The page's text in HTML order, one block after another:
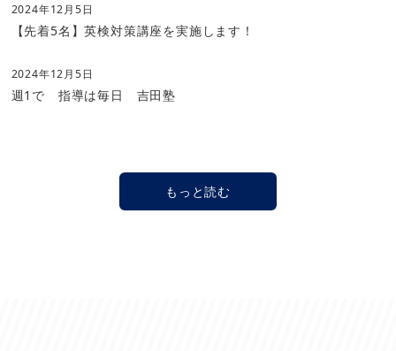
2023/03/27更新はてなブログ始めました
グ（英語指導吉田塾塾長ブログ
習のヒントとなるようなことを書き溜めていきますのでぜ
吉田塾では新中1生（現小6生）を対象に4月中学入学ま
でに小5、小6履修事項を文法面から学び直し、「仕組みを
【先着5名】英検対策講座を実施します！
2024年12月5日
週1で 指導は毎日 吉田塾
2024年12月5日
もっと読む